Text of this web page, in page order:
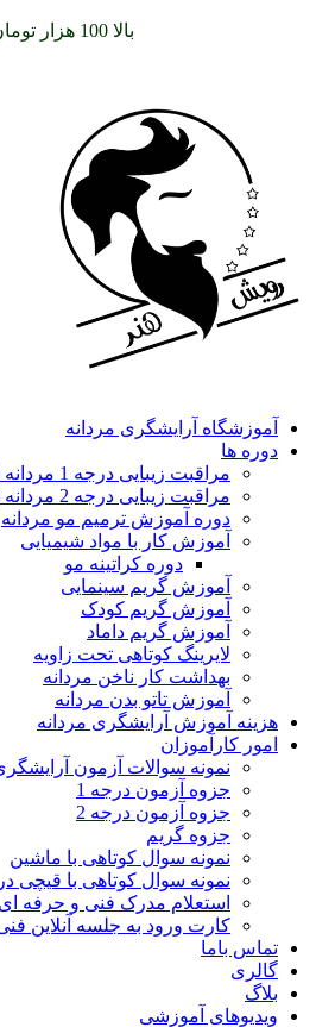
بالا 100 هزار تومان
آموزشگاه آرایشگری مردانه
دوره ها
مراقبت زیبایی درجه 1 مردانه (کوتاهی حرفه ای)
مراقبت زیبایی درجه 2 مردانه (کوتاهی مقدماتی)
دوره آموزش ترمیم مو مردانه
آموزش کار با مواد شیمیایی
دوره کراتینه مو
آموزش گریم سینمایی
آموزش گریم کودک
آموزش گریم داماد
لایرینگ کوتاهی تحت زاویه
بهداشت کار ناخن مردانه
آموزش تاتو بدن مردانه
هزینه آموزش آرایشگری مردانه
امور کارآموزان
نمونه سوالات آزمون
جزوه آزمون درجه 1
جزوه آزمون درجه 2
جزوه گریم
نمونه سوال کوتاهی با ماشین
نمونه سوال کوتاهی با قیچی در
استعلام مدرک فنی و حرفه ای
کارت ورود به جلسه آنلاین
تماس باما
گالری
بلاگ
ویدیوهای آموزشی